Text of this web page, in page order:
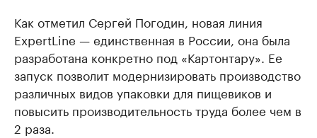
Как отметил Сергей Погодин, новая линия
ExpertLine — единственная в России, она была
разработана конкретно под «Картонтару». Ее
запуск позволит модернизировать производство
различных видов упаковки для пищевиков и
повысить производительность труда более чем в
2 раза.